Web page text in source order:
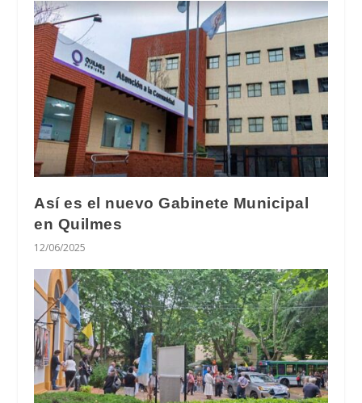
Así es el nuevo Gabinete Municipal
en Quilmes
12/06/2025